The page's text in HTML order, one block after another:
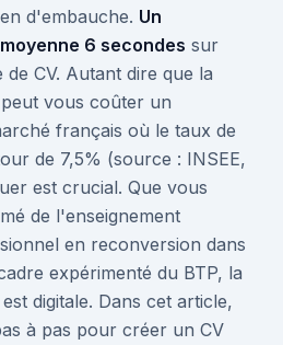
d'embauche. Un
6 secondes sur
CV. Autant dire que la
vous coûter un
français où le taux de
de 7,5% (source : INSEE,
est crucial. Que vous
de l'enseignement
en reconversion dans
expérimenté du BTP, la
digitale. Dans cet article,
à pas pour créer un CV